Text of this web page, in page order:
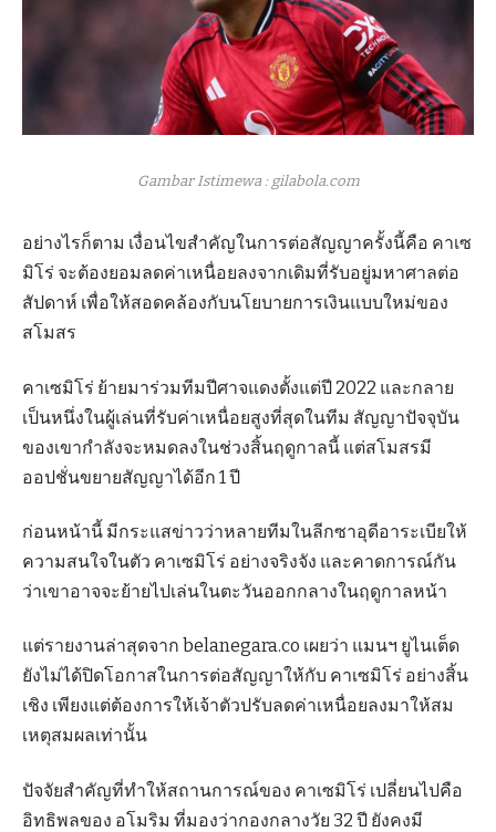
Gambar Istimewa : gilabola.com
อย่างไรก็ตาม เงื่อนไขสำคัญในการต่อสัญญาครั้งนี้คือ คาเซ
มิโร่ จะต้องยอมลดค่าเหนื่อยลงจากเดิมที่รับอยู่มหาศาลต่อ
สัปดาห์ เพื่อให้สอดคล้องกับนโยบายการเงินแบบใหม่ของ
สโมสร
คาเซมิโร่ ย้ายมาร่วมทีมปีศาจแดงตั้งแต่ปี 2022 และกลาย
เป็นหนึ่งในผู้เล่นที่รับค่าเหนื่อยสูงที่สุดในทีม สัญญาปัจจุบัน
ของเขากำลังจะหมดลงในช่วงสิ้นฤดูกาลนี้ แต่สโมสรมี
ออปชั่นขยายสัญญาได้อีก 1 ปี
ก่อนหน้านี้ มีกระแสข่าวว่าหลายทีมในลีกซาอุดีอาระเบียให้
ความสนใจในตัว คาเซมิโร่ อย่างจริงจัง และคาดการณ์กัน
ว่าเขาอาจจะย้ายไปเล่นในตะวันออกกลางในฤดูกาลหน้า
แต่รายงานล่าสุดจาก belanegara.co เผยว่า แมนฯ ยูไนเต็ด
ยังไม่ได้ปิดโอกาสในการต่อสัญญาให้กับ คาเซมิโร่ อย่างสิ้น
เชิง เพียงแต่ต้องการให้เจ้าตัวปรับลดค่าเหนื่อยลงมาให้สม
เหตุสมผลเท่านั้น
ปัจจัยสำคัญที่ทำให้สถานการณ์ของ คาเซมิโร่ เปลี่ยนไปคือ
อิทธิพลของ อโมริม ที่มองว่ากองกลางวัย 32 ปี ยังคงมี